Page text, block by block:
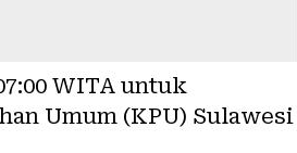
WITA untuk
Umum (KPU) Sulawesi